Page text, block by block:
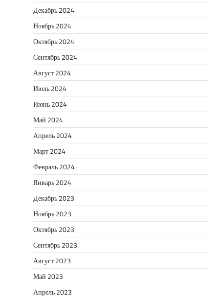
Декабрь 2024
Ноябрь 2024
Октябрь 2024
Сентябрь 2024
Август 2024
Июль 2024
Июнь 2024
Май 2024
Апрель 2024
Март 2024
Февраль 2024
Январь 2024
Декабрь 2023
Ноябрь 2023
Октябрь 2023
Сентябрь 2023
Август 2023
Май 2023
Апрель 2023